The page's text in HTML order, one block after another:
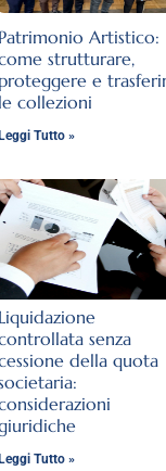
Patrimonio Artistico:
strutturare,
proteggere e
le collezioni
Tutto »
Liquidazione
senza
della quota
Tutto »